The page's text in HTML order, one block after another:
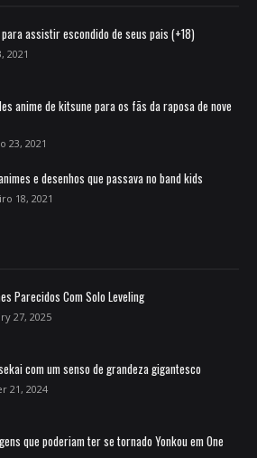
assistir escondido de seus pais (+18)
2021
anime de kitsune para os fãs da raposa de nove
23, 2021
e desenhos que passava no band kids
18, 2021
Parecidos Com Solo Leveling
27, 2025
com um senso de grandeza gigantesco
21, 2024
que poderiam ter se tornado Yonkou em One